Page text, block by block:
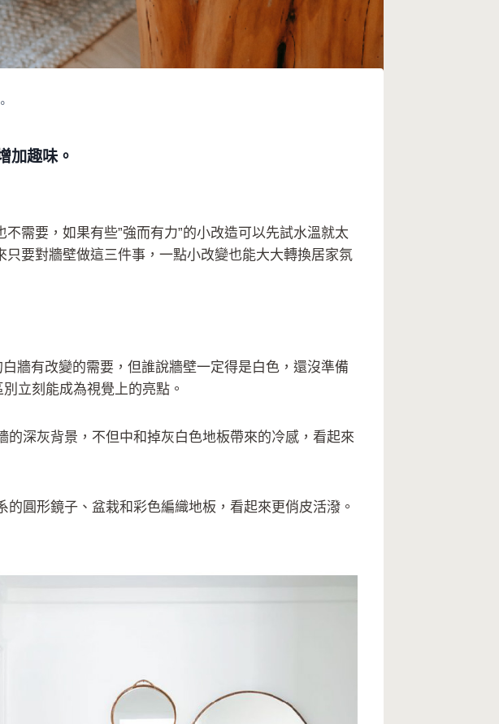
加趣味。
需要，如果有些”強而有力”的小改造可以先試水溫就太
要對牆壁做這三件事，一點小改變也能大大轉換居家氛
牆有改變的需要，但誰說牆壁一定得是白色，還沒準備
立刻能成為視覺上的亮點。
深灰背景，不但中和掉灰白色地板帶來的冷感，看起來
圓形鏡子、盆栽和彩色編織地板，看起來更俏皮活潑。